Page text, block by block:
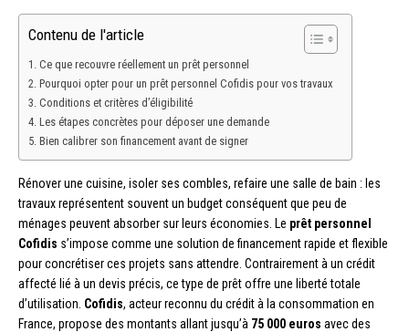
Contenu de l'article
Ce que recouvre réellement un prêt personnel
Pourquoi opter pour un prêt personnel Cofidis pour vos travaux
Conditions et critères d’éligibilité
Les étapes concrètes pour déposer une demande
Bien calibrer son financement avant de signer
Rénover une cuisine, isoler ses combles, refaire une salle de bain : les
travaux représentent souvent un budget conséquent que peu de
ménages peuvent absorber sur leurs économies. Le prêt personnel
Cofidis s’impose comme une solution de financement rapide et flexible
pour concrétiser ces projets sans attendre. Contrairement à un crédit
affecté lié à un devis précis, ce type de prêt offre une liberté totale
d’utilisation. Cofidis, acteur reconnu du crédit à la consommation en
France, propose des montants allant jusqu’à 75 000 euros avec des